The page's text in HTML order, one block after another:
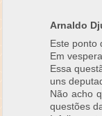
Arnaldo
Este ponto
Em
Essa
uns
Não acho
questões